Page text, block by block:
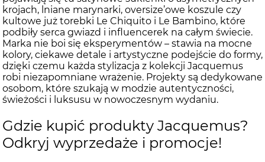
krojach, lniane marynarki, oversize’owe koszule czy
kultowe już torebki Le Chiquito i Le Bambino, które
podbiły serca gwiazd i influencerek na całym świecie.
Marka nie boi się eksperymentów – stawia na mocne
kolory, ciekawe detale i artystyczne podejście do formy,
dzięki czemu każda stylizacja z kolekcji Jacquemus
robi niezapomniane wrażenie. Projekty są dedykowane
osobom, które szukają w modzie autentyczności,
świeżości i luksusu w nowoczesnym wydaniu.
Gdzie kupić produkty Jacquemus?
Odkryj wyprzedaże i promocje!